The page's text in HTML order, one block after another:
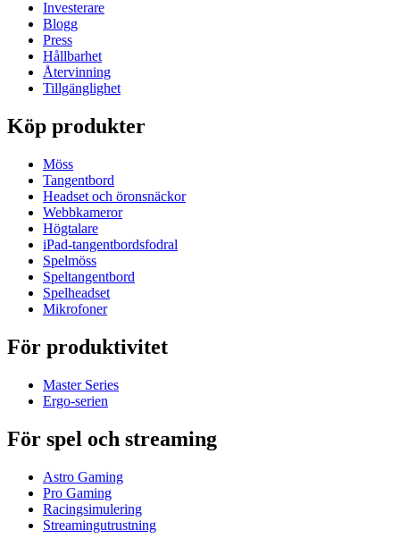
Investerare
Blogg
Press
Hållbarhet
Återvinning
Tillgänglighet
Köp produkter
Möss
Tangentbord
Headset och öronsnäckor
Webbkameror
Högtalare
iPad-tangentbordsfodral
Spelmöss
Speltangentbord
Spelheadset
Mikrofoner
För produktivitet
Master Series
Ergo-serien
För spel och streaming
Astro Gaming
Pro Gaming
Racingsimulering
Streamingutrustning